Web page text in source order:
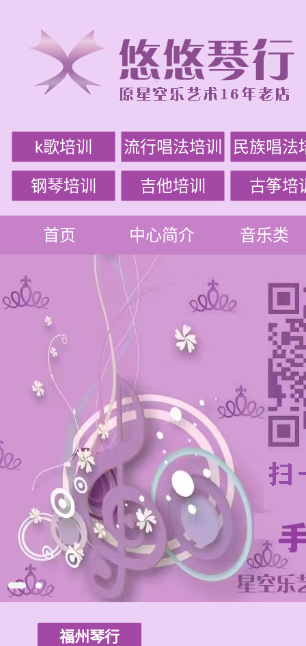
k歌培训 流行唱法培训 民族唱法
钢琴培训 吉他培训 古筝培
首页 中心简介 音乐类
福州琴行